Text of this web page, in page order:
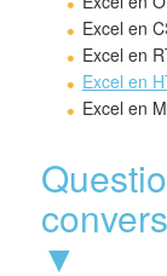
Excel en
Excel en
Excel en
Excel en
▼